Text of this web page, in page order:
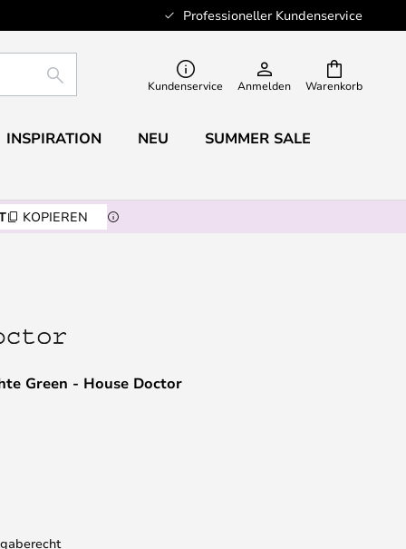
Professioneller Kundenservice
Warenkorb
SUCHE Kundenservice Anmelden
INSPIRATION NEU SUMMER SALE
KOPIEREN
Green - House Doctor